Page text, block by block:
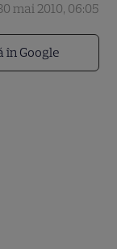
în Google
mai 2010, 06:05